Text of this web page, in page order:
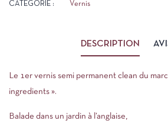
CATÉGORIE : Vernis
DESCRIPTION
Le 1er vernis semi permanent clean du
ingredients ».
Balade dans un jardin à l’anglaise,